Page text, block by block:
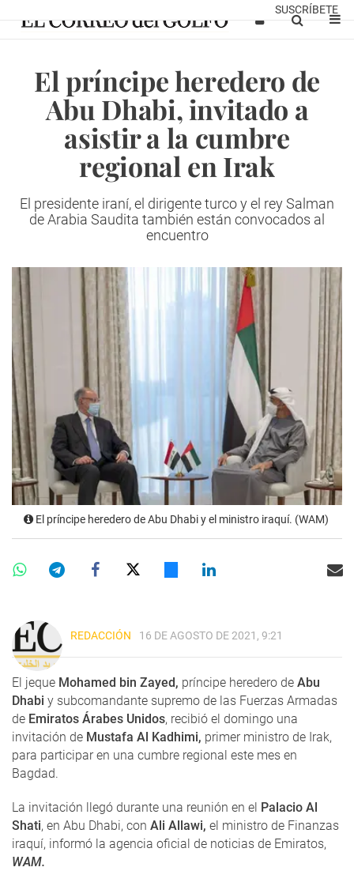
SUSCRÍBETE
El príncipe heredero de
Abu Dhabi, invitado a
asistir a la cumbre
regional en Irak
El presidente iraní, el dirigente turco y el rey Salman
de Arabia Saudita también están convocados al
encuentro
El príncipe heredero de Abu Dhabi y el ministro iraquí. (WAM)
REDACCIÓN 16 DE AGOSTO DE 2021, 9:21
El jeque Mohamed bin Zayed, príncipe heredero de Abu
Dhabi y subcomandante supremo de las Fuerzas Armadas
de Emiratos Árabes Unidos, recibió el domingo una
invitación de Mustafa Al Kadhimi, primer ministro de Irak,
para participar en una cumbre regional este mes en
Bagdad.
La invitación llegó durante una reunión en el Palacio Al
Shati, en Abu Dhabi, con Ali Allawi, el ministro de Finanzas
iraquí, informó la agencia oficial de noticias de Emiratos,
WAM.